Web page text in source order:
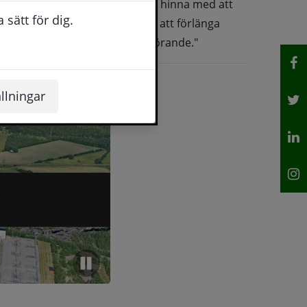
dialog med Uniper. För att hinna med att
politiskt har vi beslutat att förlänga
kommunstyrelsens ordförande."
Pausa automatiskt artikelbyte
sätt för dig.